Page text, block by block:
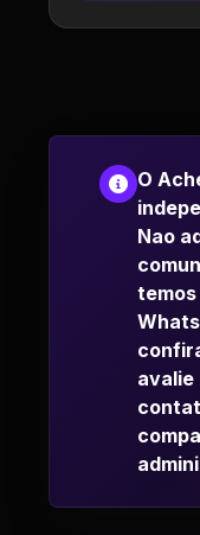
O
Nao
avalie